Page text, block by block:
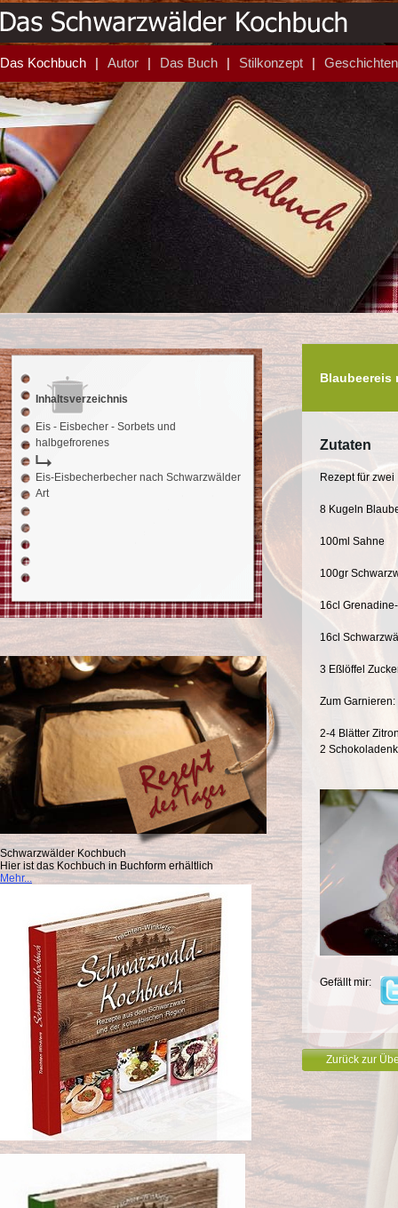
Das Kochbuch Autor Das Buch Stilkonzept Geschichten
Blaubeereis
Zutaten
Rezept für
8 Kugeln
100ml Sahne
100gr
16cl
16cl
3 Eßlöffel
Zum Garnieren:
2-4 Blätter
2
Gefällt mir:
Zurück zur
Inhaltsverzeichnis
Eis - Eisbecher - Sorbets und
halbgefrorenes
Eis-Eisbecherbecher nach Schwarzwälder
Art
Schwarzwälder Kochbuch
Hier ist das Kochbuch in Buchform erhältlich
Mehr...